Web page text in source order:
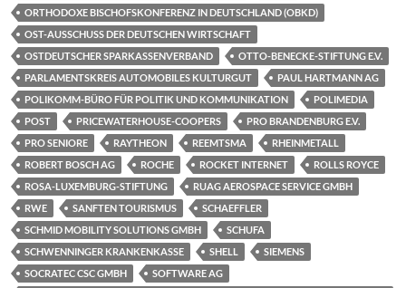
ORTHODOXE BISCHOFSKONFERENZ IN DEUTSCHLAND (OBKD)
OST-AUSSCHUSS DER DEUTSCHEN WIRTSCHAFT
OSTDEUTSCHER SPARKASSENVERBAND
OTTO-BENECKE-STIFTUNG E.V.
PARLAMENTSKREIS AUTOMOBILES KULTURGUT
PAUL HARTMANN AG
POLIKOMM-BÜRO FÜR POLITIK UND KOMMUNIKATION
POLIMEDIA
POST
PRICEWATERHOUSE-COOPERS
PRO BRANDENBURG E.V.
PRO SENIORE
RAYTHEON REEMTSMA
RHEINMETALL
ROBERT BOSCH AG
ROCHE ROCKET INTERNET
ROLLS ROYCE
ROSA-LUXEMBURG-STIFTUNG
RUAG AEROSPACE SERVICE GMBH
RWE
SANFTEN TOURISMUS
SCHAEFFLER
SCHMID MOBILITY SOLUTIONS GMBH
SCHUFA
SCHWENNINGER KRANKENKASSE
SHELL
SIEMENS
SOCRATEC CSC GMBH
SOFTWARE AG